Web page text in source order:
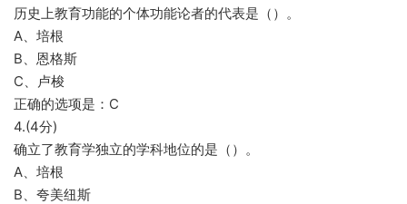
历史上教育功能的个体功能论者的代表是（）。
A、培根
B、恩格斯
C、卢梭
正确的选项是：C
4.(4分)
确立了教育学独立的学科地位的是（）。
A、培根
B、夸美纽斯